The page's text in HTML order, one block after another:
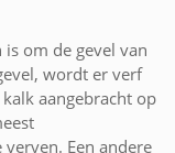
om de gevel van
wordt er verf
aangebracht op
Een andere